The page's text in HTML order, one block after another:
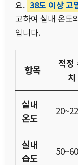
요. 38도 이상 고
고하여 실내 온도
입니다.
항목
적정
치
실내
온도
실내
습도